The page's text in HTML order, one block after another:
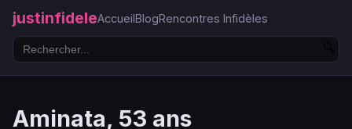
justinfideleAccueilBlogRencontres Infidèles
Aminata, 53 ans